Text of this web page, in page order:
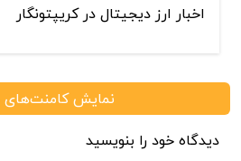
اخبار ارز دیجیتال در کریپتونگار
نمایش کامنت‌های
دیدگاه خود را بنویسید